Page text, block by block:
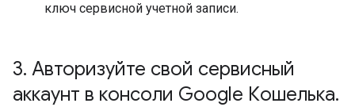
ключ сервисной учетной записи.
3. Авторизуйте свой сервисный
аккаунт в консоли Google Кошелька.